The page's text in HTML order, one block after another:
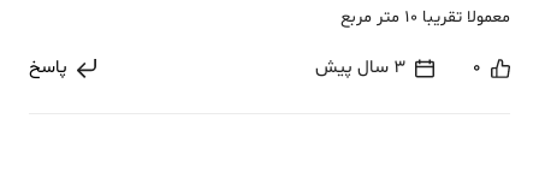
معمولا تقریبا 10 متر مربع
0 3 سال پیش پاسخ